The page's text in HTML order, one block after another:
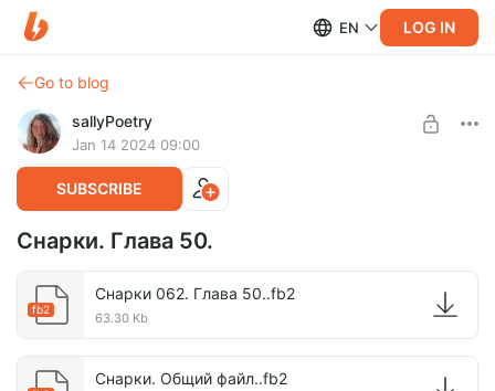
EN LOG IN
Go to blog
sallyPoetry
Jan 14 2024 09:00
SUBSCRIBE
Снарки. Глава 50.
fb2
Снарки 062. Глава 50..fb2
63.30 Kb
Снарки. Общий файл..fb2